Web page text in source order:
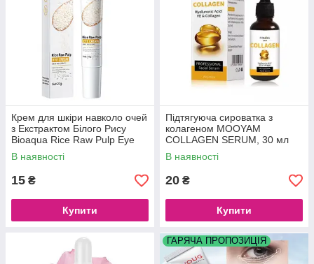
Крем для шкіри навколо очей
з Екстрактом Білого Рису
Bioaqua Rice Raw Pulp Eye
Cream 20 г
В наявності
15 ₴
Купити
Підтягуюча сироватка з
колагеном MOOYAM
COLLAGEN SERUM, 30 мл
В наявності
20 ₴
Купити
ГАРЯЧА ПРОПОЗИЦІЯ